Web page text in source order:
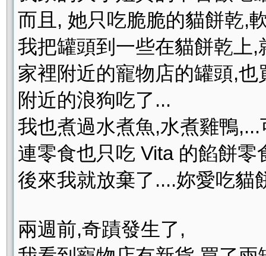
而且, 她只吃脆脆的貓餅乾,
我把罐頭到一些在貓餅乾上
家裡附近的寵物店的罐頭,
附近的浪狗吃了...
我也煮過水煮魚,水煮雞鴨
連零食也只吃 Vita 的餡餅
後來我就放棄了....妳愛吃貓
兩週前,奇蹟發生了,